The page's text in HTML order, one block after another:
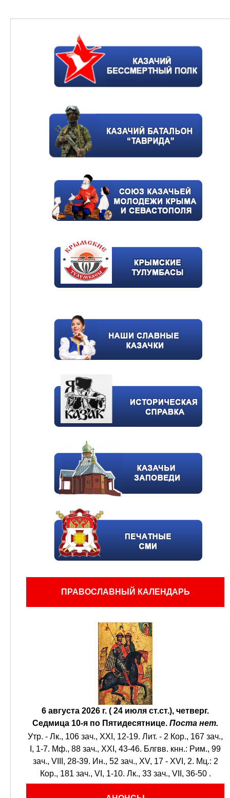
ПРАВОСЛАВНЫЙ КАЛЕНДАРЬ
6 августа 2026 г. ( 24 июля ст.ст.), четверг.
Седмица 10-я по Пятидесятнице. Поста нет.
Утр. - Лк., 106 зач., XXI, 12-19. Лит. - 2 Кор., 167 зач.,
I, 1-7. Мф., 88 зач., XXI, 43-46. Блгвв. кнн.: Рим., 99
зач., VIII, 28-39. Ин., 52 зач., XV, 17 - XVI, 2. Мц.: 2
Кор., 181 зач., VI, 1-10. Лк., 33 зач., VII, 36-50 .